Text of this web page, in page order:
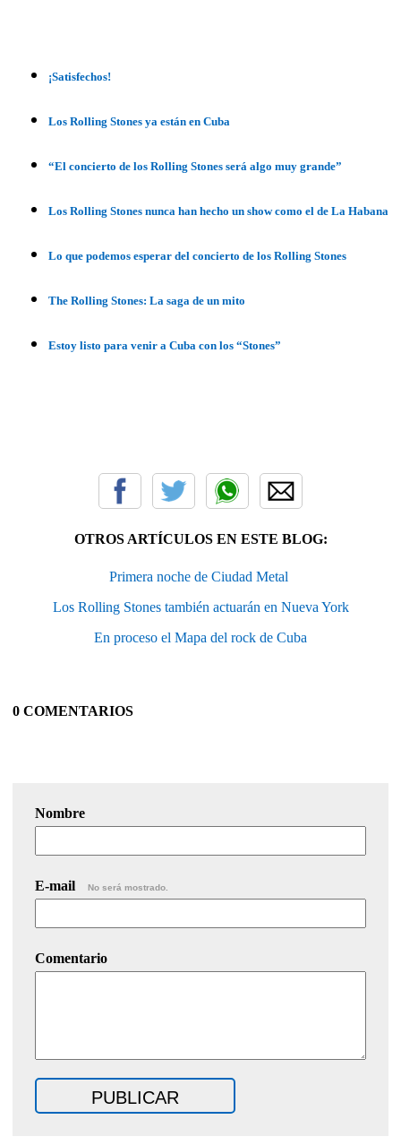
¡Satisfechos!
Los Rolling Stones ya están en Cuba
“El concierto de los Rolling Stones será algo muy grande”
Los Rolling Stones nunca han hecho un show como el de La Habana
Lo que podemos esperar del concierto de los Rolling Stones
The Rolling Stones: La saga de un mito
Estoy listo para venir a Cuba con los “Stones”
OTROS ARTÍCULOS EN ESTE BLOG:
Primera noche de Ciudad Metal ‎
Los Rolling Stones también actuarán en Nueva York
En proceso el Mapa del rock de Cuba
0 COMENTARIOS
Nombre
E-mail No será mostrado.
Comentario